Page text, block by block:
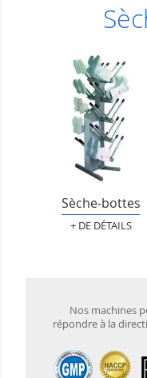
Sèche-bottes
+ DE DÉTAILS
Nos machines
répondre à la